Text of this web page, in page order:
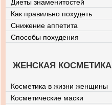
Диеты знаменитостей
Как правильно похудеть
Снижение аппетита
Способы похудения
ЖЕНСКАЯ КОСМЕТИКА
Косметика в жизни женщины
Косметические маски